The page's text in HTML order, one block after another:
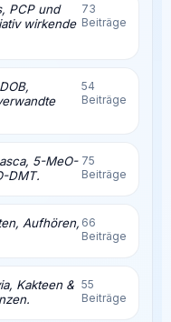
PCP und
wirkende
73
Beiträge
54
Beiträge
5-MeO-
DMT.
75
Beiträge
Aufhören, 66
Beiträge
Kakteen & 55
Beiträge